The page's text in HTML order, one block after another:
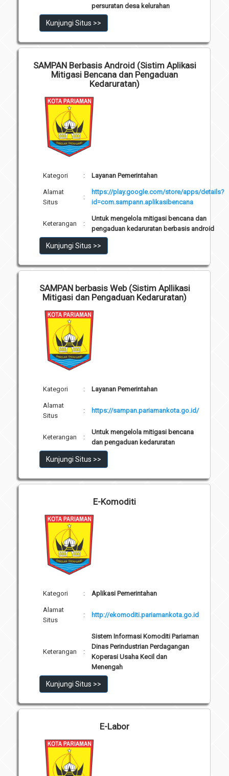
persuratan desa kelurahan
Kunjungi Situs >>
SAMPAN Berbasis Android (Sistim Aplikasi
Mitigasi Bencana dan Pengaduan
Kedaruratan)
Kategori : Layanan Pemerintahan
Alamat
Situs
:
https://play.google.com/store/apps/details?
id=com.sampann.aplikasibencana
Keterangan :
Untuk mengelola mitigasi bencana dan
pengaduan kedaruratan berbasis android
Kunjungi Situs >>
SAMPAN berbasis Web (Sistim Apllikasi
Mitigasi dan Pengaduan Kedaruratan)
Kategori : Layanan Pemerintahan
Alamat
Situs
: https://sampan.pariamankota.go.id/
Keterangan :
Untuk mengelola mitigasi bencana
dan pengaduan kedaruratan
Kunjungi Situs >>
E-Komoditi
Kategori : Aplikasi Pemerintahan
Alamat
Situs
: http://ekomoditi.pariamankota.go.id
Keterangan :
Sistem Informasi Komoditi Pariaman
Dinas Perindustrian Perdagangan
Koperasi Usaha Kecil dan
Menengah
Kunjungi Situs >>
E-Labor